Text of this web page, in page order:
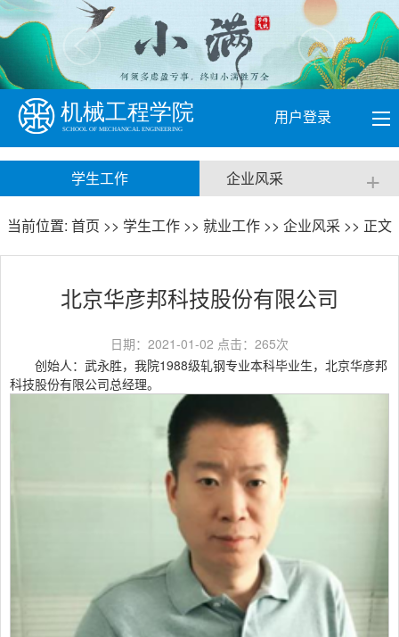
用户登录
学生工作 企业风采 +
当前位置: 首页 >> 学生工作 >> 就业工作 >> 企业风采 >> 正文
北京华彦邦科技股份有限公司
日期：2021-01-02 点击： 265次
创始人：武永胜，我院1988级轧钢专业本科毕业生，北京华彦邦
科技股份有限公司总经理。